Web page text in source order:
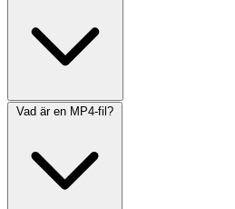
Vad är en MP4-fil?